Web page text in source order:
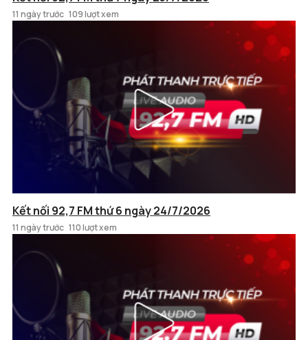
11 ngày trước 109 lượt xem
Kết nối 92,7 FM thứ 6 ngày 24/7/2026
11 ngày trước 110 lượt xem